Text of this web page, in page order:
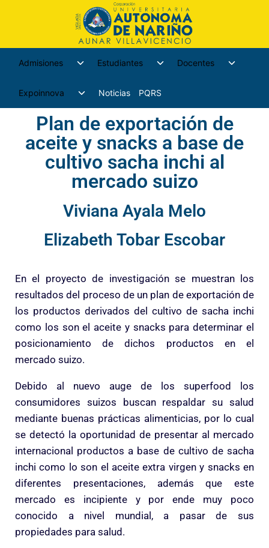
Admisiones Estudiantes Docentes
Expoinnova Noticias PQRS
Plan de exportación de
aceite y snacks a base de
cultivo sacha inchi al
mercado suizo
Viviana Ayala Melo
Elizabeth Tobar Escobar
En el proyecto de investigación se muestran los
resultados del proceso de un plan de exportación de
los productos derivados del cultivo de sacha inchi
como los son el aceite y snacks para determinar el
posicionamiento de dichos productos en el
mercado suizo.
Debido al nuevo auge de los superfood los
consumidores suizos buscan respaldar su salud
mediante buenas prácticas alimenticias, por lo cual
se detectó la oportunidad de presentar al mercado
internacional productos a base de cultivo de sacha
inchi como lo son el aceite extra virgen y snacks en
diferentes presentaciones, además que este
mercado es incipiente y por ende muy poco
conocido a nivel mundial, a pasar de sus
propiedades para salud.